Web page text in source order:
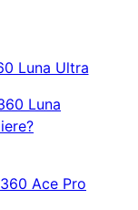
Luna